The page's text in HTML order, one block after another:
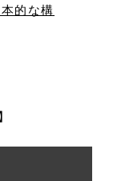
的な構